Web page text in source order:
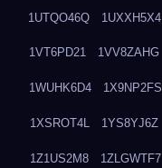
1UTQO46Q 1UXXH5X4
1VT6PD21 1VV8ZAHG
1WUHK6D4 1X9NP2FS
1XSROT4L 1YS8YJ6Z
1Z1US2M8 1ZLGWTF7